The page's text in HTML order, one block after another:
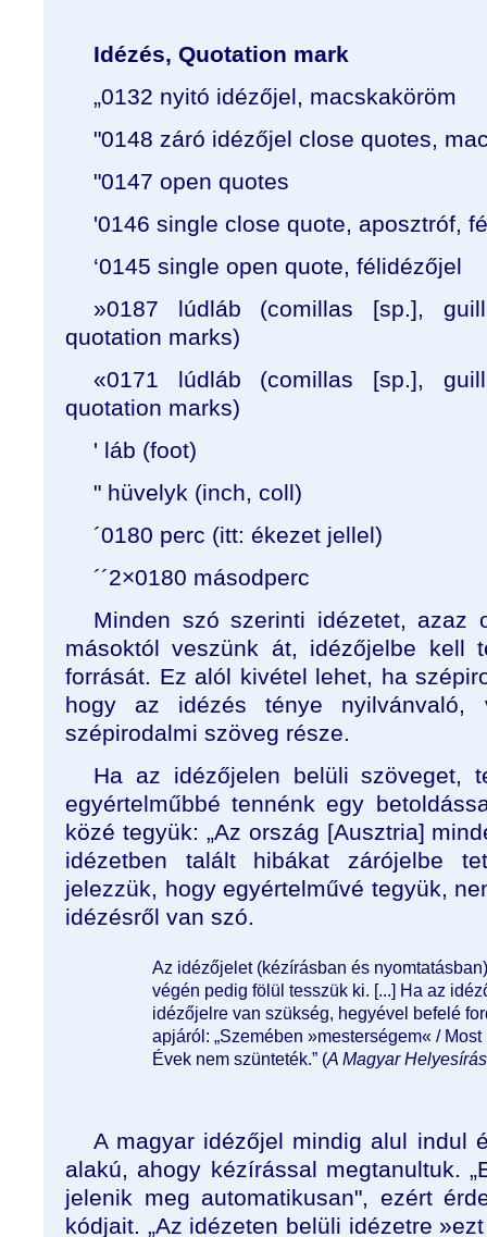
Idézés, Quotation mark
„0132 nyitó idézőjel, macskaköröm
"0148 záró idézőjel close quotes,
"0147 open quotes
'0146 single close quote, aposztróf,
‘0145 single open quote, félidézőjel
»0187 lúdláb (comillas [sp.],
quotation marks)
«0171 lúdláb (comillas [sp.],
quotation marks)
' láb (foot)
" hüvelyk (inch, coll)
´0180 perc (itt: ékezet jellel)
´´2×0180 másodperc
Minden szó szerinti idézetet, azaz
másoktól veszünk át, idézőjelbe kell
forrását. Ez alól kivétel lehet, ha
hogy az idézés ténye
szépirodalmi szöveg része.
Ha az idézőjelen belüli szöveget,
egyértelműbbé tennénk egy
közé tegyük: „Az ország [Ausztria]
idézetben talált hibákat zárójelbe
jelezzük, hogy egyértelművé tegyük,
idézésről van szó.
Az idézőjelet (kézírásban és
végén pedig fölül tesszük ki. [...] Ha az
idézőjelre van szükség, hegyével befelé
apjáról: „Szemében »mesterségem« /
Évek nem szünteték.” (A Magyar
A magyar idézőjel mindig alul indul
alakú, ahogy kézírással megtanultuk.
jelenik meg automatikusan", ezért
kódjait. „Az idézeten belüli idézetre